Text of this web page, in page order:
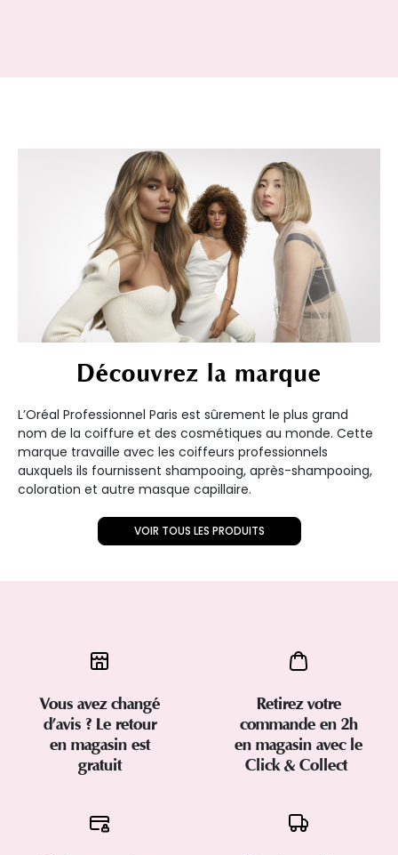
Découvrez la marque
L’Oréal Professionnel Paris est sûrement le plus grand
nom de la coiffure et des cosmétiques au monde. Cette
marque travaille avec les coiffeurs professionnels
auxquels ils fournissent shampooing, après-shampooing,
coloration et autre masque capillaire.
VOIR TOUS LES PRODUITS
Vous avez changé
d’avis ? Le retour
en magasin est
gratuit
Retirez votre
commande en 2h
en magasin avec le
Click & Collect